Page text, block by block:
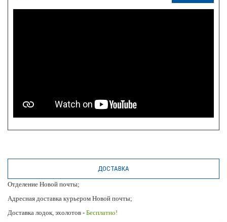
ДОСТАВКА
Отделение Новой почты;
Адресная доставка курьером Новой почты;
Доставка лодок, эхолотов - Бесплатно!